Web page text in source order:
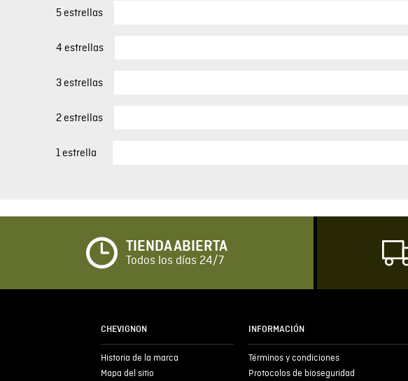
5 estrellas
4 estrellas
3 estrellas
2 estrellas
1 estrella
TIENDA ABIERTA
Todos los días 24/7
CHEVIGNON
Historia de la marca
Mapa del sitio
INFORMACIÓN
Términos y condiciones
Protocolos de bioseguridad